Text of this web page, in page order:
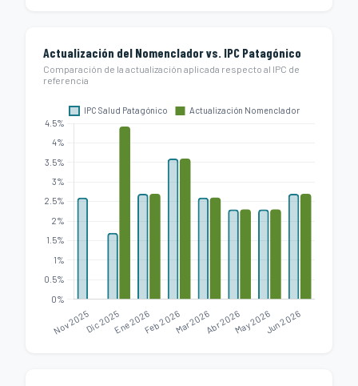
Actualización del Nomenclador vs. IPC Patagónico
Comparación de la actualización aplicada respecto al IPC de
referencia